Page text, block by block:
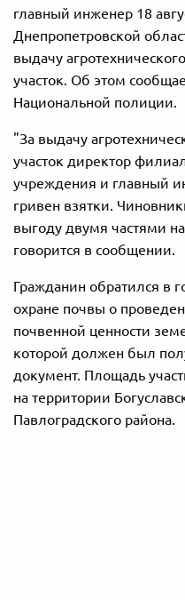
главный инженер 18
Днепропетровской
выдачу
участок. Об этом
Национальной полиции.
"За выдачу
участок директор
учреждения и главный
гривен взятки.
выгоду двумя частями
говорится в сообщении.
Гражданин обратился в
охране почвы о
почвенной ценности
которой должен был
документ. Площадь
на территории
Павлоградского района.